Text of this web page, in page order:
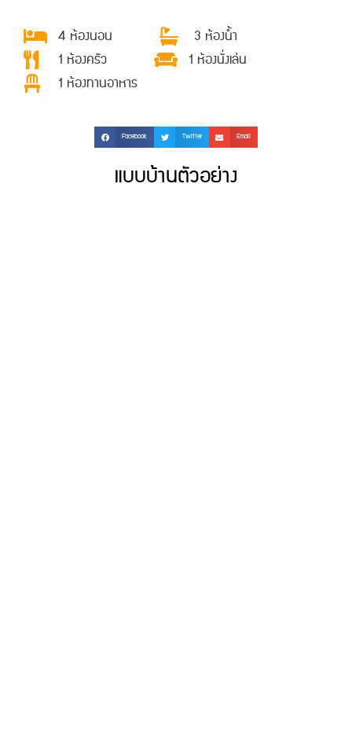
4 ห้องนอน
3 ห้องน้ำ
1 ห้องครัว
1 ห้องนั่งเล่น
1 ห้องทานอาหาร
Facebook Twitter Email
แบบบ้านตัวอย่าง